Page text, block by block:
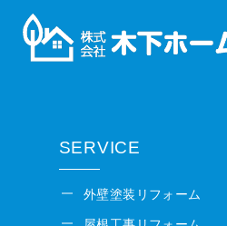
SERVICE
外壁塗装リフォーム